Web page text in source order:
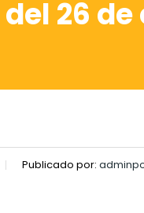
26 de
Publicado por: